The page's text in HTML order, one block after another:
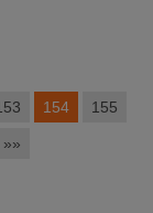
154 155
»»